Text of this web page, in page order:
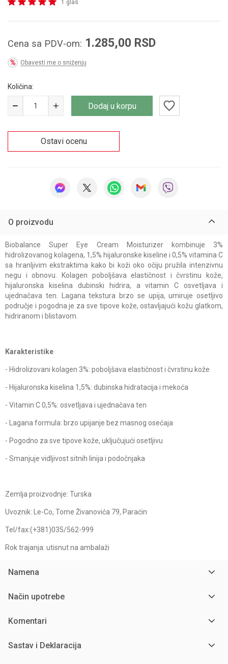
1 glas
Cena sa PDV-om: 1.285,00 RSD
Obavesti me o sniženju
Količina:
Dodaj u korpu
Ostavi ocenu
O proizvodu
Biobalance Super Eye Cream Moisturizer kombinuje 3%
hidrolizovanog kolagena, 1,5% hijaluronske kiseline i 0,5% vitamina C
sa hranljivim ekstraktima kako bi koži oko očiju pružila intenzivnu
negu i obnovu. Kolagen poboljšava elastičnost i čvrstinu kože,
hijaluronska kiselina dubinski hidrira, a vitamin C osvetljava i
ujednačava ten. Lagana tekstura brzo se upija, umiruje osetljivo
područje i pogodna je za sve tipove kože, ostavljajući kožu glatkom,
hidriranom i blistavom.
Karakteristike
- Hidrolizovani kolagen 3%: poboljšava elastičnost i čvrstinu kože
- Hijaluronska kiselina 1,5%: dubinska hidratacija i mekoća
- Vitamin C 0,5%: osvetljava i ujednačava ten
- Lagana formula: brzo upijanje bez masnog osećaja
- Pogodno za sve tipove kože, uključujući osetljivu
- Smanjuje vidljivost sitnih linija i podočnjaka
Zemlja proizvodnje: Turska
Uvoznik: Le-Co, Tome Živanovića 79, Paraćin
Tel/fax:(+381)035/562-999
Rok trajanja: utisnut na ambalaži
Namena
Način upotrebe
Komentari
Sastav i Deklaracija